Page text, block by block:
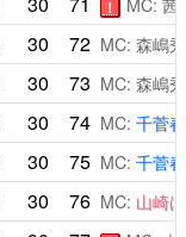
！ MC:
30 72 MC: 森嶋
30 73 MC: 森嶋
30 74 MC: 千菅
30 75 MC: 千菅
30 76 MC: 山崎